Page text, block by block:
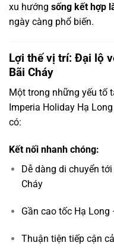
xu hướng sống kết hợp
ngày càng phổ biến.
Lợi thế vị trí: Đại lộ
Bãi Cháy
Một trong những yếu tố
Imperia Holiday Hạ
có:
Kết nối nhanh chóng:
Dễ dàng di chuyển
Cháy
Gần cao tốc Hạ
Thuận tiện tiếp cận